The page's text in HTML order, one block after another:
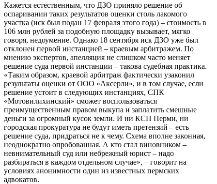
Кажется естественным, что ДЗО приняло решение об
оспаривании таких результатов оценки столь лакомого
участка (иск был подан 17 февраля этого года) – стоимость в
106 млн рублей за подобную площадку вызывает, мягко
говоря, недоумение. Однако 18 сентября иск ДЗО уже был
отклонен первой инстанцией – краевым арбитражем. По
мнению экспертов, апелляция не слишком часто меняет
решение суда первой инстанции – такова судебная практика.
«Таким образом, краевой арбитраж фактически узаконил
результаты оценки от ООО «Аксерли», и в том случае, если
решение устоит в следующих инстанциях, СПК
«Мотовилихинский» сможет воспользоваться
преимущественным правом выкупа и заплатить смешные
деньги за огромный кусок земли. И ни КСП Перми, ни
городская прокуратура не будут иметь претензий – есть
решение суда, придраться не к чему. Схема вполне законная,
неоднократно опробованная. А кто стал виновником –
невнимательный суд или небрежный юрист – надо
разбираться в каждом отдельном случае», – говорит на
условиях анонимности один из известных пермских
адвокатов.